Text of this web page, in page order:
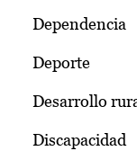
Dependencia
Deporte
Desarrollo
Discapacidad